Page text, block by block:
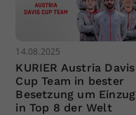
14.08.2025
KURIER Austria Davis
Cup Team in bester
Besetzung um Einzug
in Top 8 der Welt